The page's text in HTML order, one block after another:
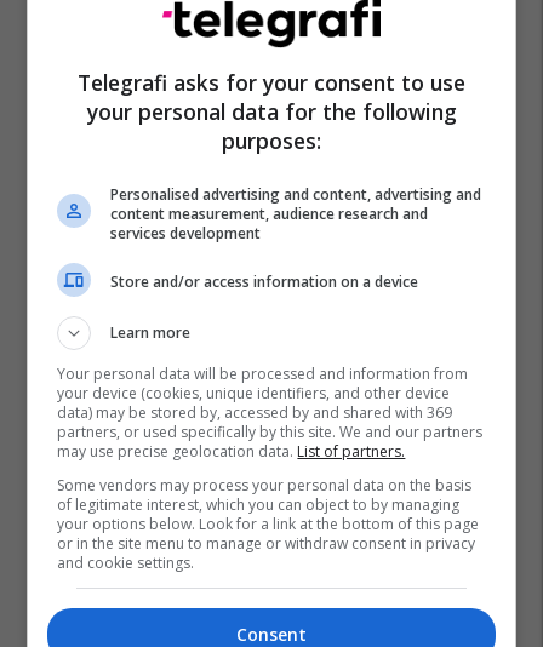
Telegrafi asks for your consent to use
your personal data for the following
purposes:
Personalised advertising and content, advertising and
content measurement, audience research and
services development
Store and/or access information on a device
Learn more
Your personal data will be processed and information from
your device (cookies, unique identifiers, and other device
data) may be stored by, accessed by and shared with 369
partners, or used specifically by this site. We and our partners
may use precise geolocation data. List of partners.
Some vendors may process your personal data on the basis
of legitimate interest, which you can object to by managing
your options below. Look for a link at the bottom of this page
or in the site menu to manage or withdraw consent in privacy
and cookie settings.
Consent